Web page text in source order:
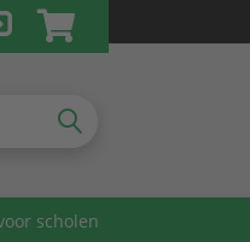
scholen